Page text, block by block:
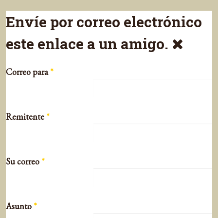
Envíe por correo electrónico
este enlace a un amigo.
Correo para*
Remitente *
Su correo *
Asunto *